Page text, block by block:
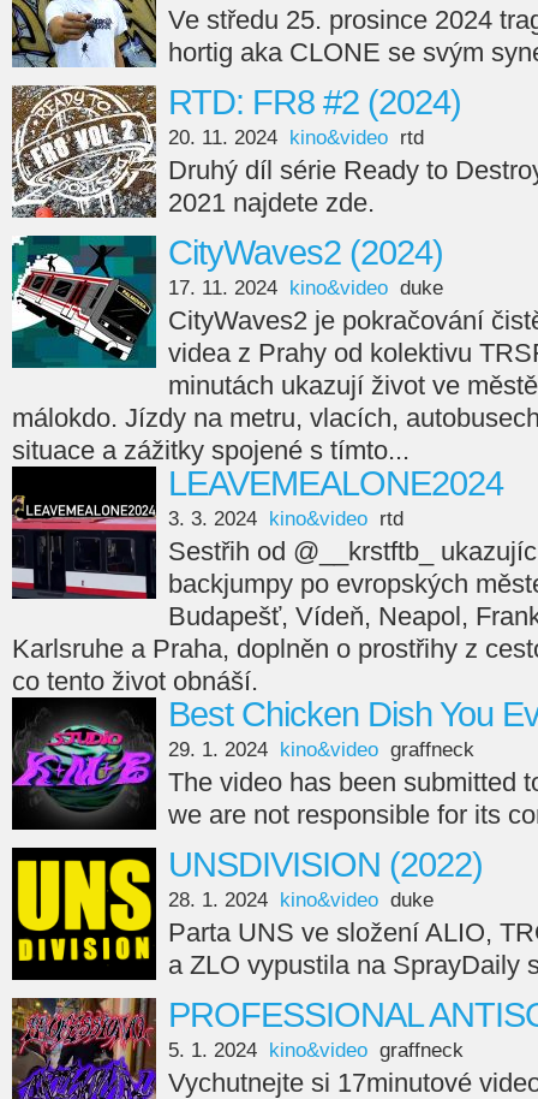
Ve středu 25. prosince 2024
hortig aka CLONE se svým
RTD: FR8 #2 (2024)
20. 11. 2024 kino&video rtd
Druhý díl série Ready to
2021 najdete zde.
CityWaves2 (2024)
17. 11. 2024 kino&video duke
CityWaves2 je pokračování
videa z Prahy od kolektivu
minutách ukazují život ve
málokdo. Jízdy na metru, vlacích,
situace a zážitky spojené s tímto...
LEAVEMEALONE2024
3. 3. 2024 kino&video rtd
Sestřih od @__krstftb_
backjumpy po evropských
Budapešť, Vídeň, Neapol,
Karlsruhe a Praha, doplněn o prostřihy z
co tento život obnáší.
Best Chicken Dish You
29. 1. 2024 kino&video graffneck
The video has been submitted
we are not responsible for its
UNSDIVISION (2022)
28. 1. 2024 kino&video duke
Parta UNS ve složení ALIO,
a ZLO vypustila na SprayDaily
PROFESSIONAL
5. 1. 2024 kino&video graffneck
Vychutnejte si 17minutové